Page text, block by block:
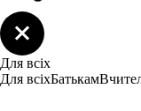
Для всіх
Для всіхБатькам